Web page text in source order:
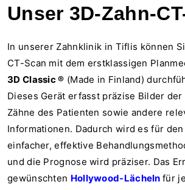
Unser 3D-Zahn-
In unserer Zahnklinik in Tiflis können
CT-Scan mit dem erstklassigen
3D Classic ® (Made in Finland)
Dieses Gerät erfasst präzise Bilder der
Zähne des Patienten sowie andere
Informationen. Dadurch wird es für
einfacher, effektive
und die Prognose wird präziser. Das
gewünschten Hollywood-Lächeln für